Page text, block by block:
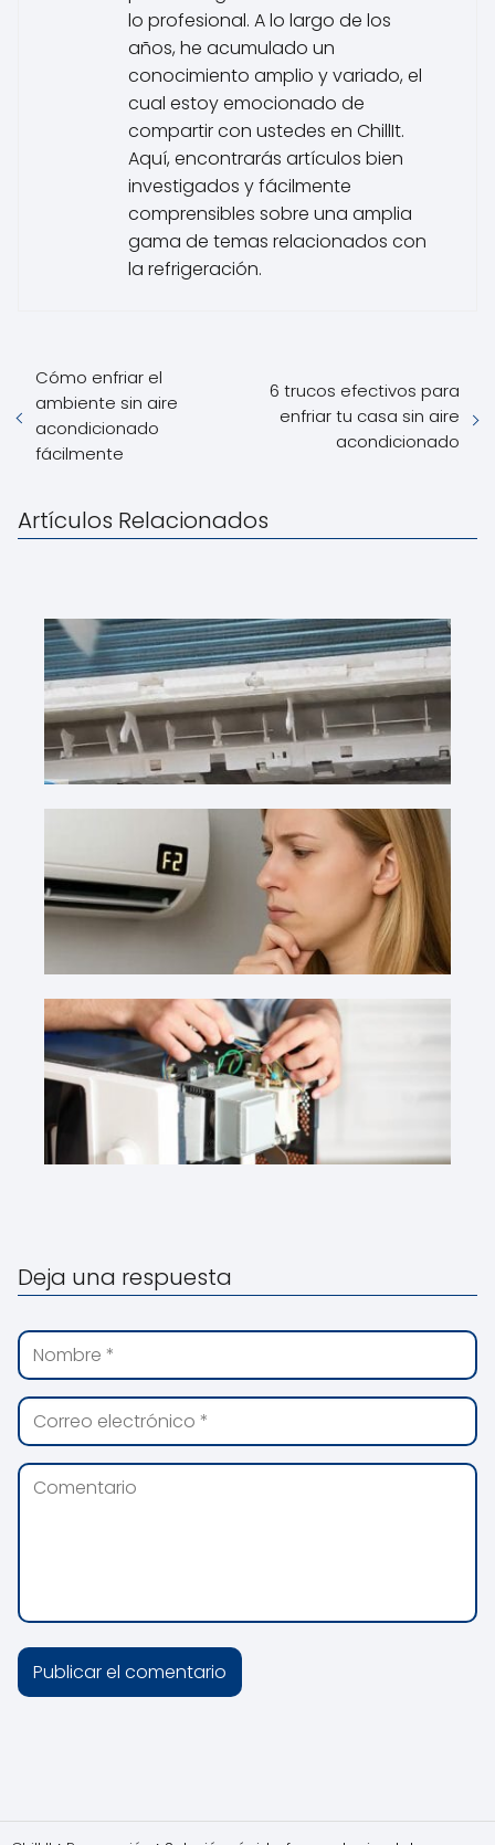
lo profesional. A lo largo de los
años, he acumulado un
conocimiento amplio y variado, el
cual estoy emocionado de
compartir con ustedes en ChillIt.
Aquí, encontrarás artículos bien
investigados y fácilmente
comprensibles sobre una amplia
gama de temas relacionados con
la refrigeración.
Cómo enfriar el
ambiente sin aire
acondicionado
fácilmente
6 trucos efectivos para
enfriar tu casa sin aire
acondicionado
Artículos Relacionados
Deja una respuesta